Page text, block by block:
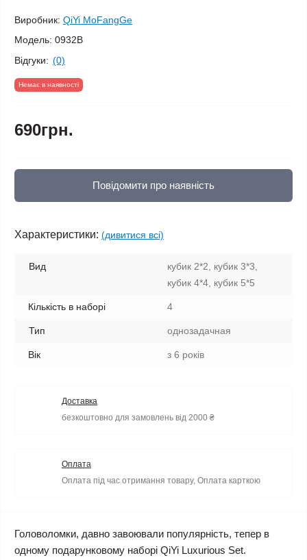
Виробник: QiYi MoFangGe
Модель: 0932B
Відгуки: (0)
Немає в наявності
690грн.
Повідомити про наявність
Характеристики: (дивитися всі)
Вид
кубик 2*2, кубик 3*3,
кубик 4*4, кубик 5*5
Кількість в наборі 4
Тип однозадачная
Вік з 6 років
Доставка
безкоштовно для замовлень від 2000 ₴
Оплата
Оплата під час отримання товару, Оплата карткою
Головоломки, давно завоювали популярність, тепер в
одному подарунковому наборі QiYi Luxurious Set.